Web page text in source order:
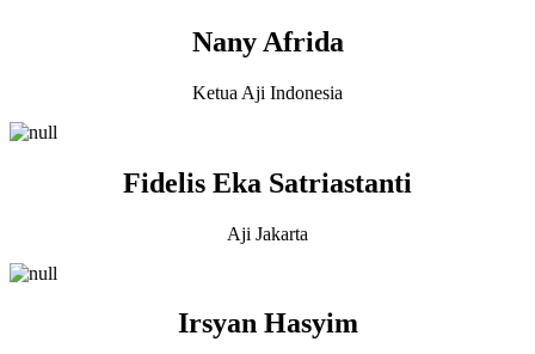
Nany Afrida
Ketua Aji Indonesia
Fidelis Eka Satriastanti
Aji Jakarta
Irsyan Hasyim